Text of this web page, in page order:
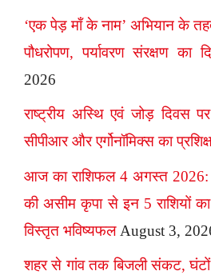
‘एक पेड़ माँ के नाम’ अभियान के
पौधरोपण, पर्यावरण संरक्षण का
2026
राष्ट्रीय अस्थि एवं जोड़ दिवस पर
सीपीआर और एर्गोनॉमिक्स का
आज का राशिफल 4 अगस्त 2026:
की असीम कृपा से इन 5 राशियों का
विस्तृत भविष्यफल August 3,
शहर से गांव तक बिजली संकट, घंटों